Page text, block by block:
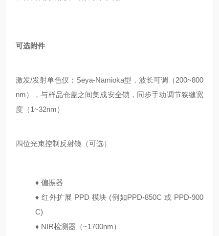
可选附件
激发/发射单色仪：Seya-Namioka型，波长可调（200~800
nm），与样品仓盖之间集成安全锁，同步手动调节狭缝宽
度（1~32nm）
四位光束控制反射镜（可选）
♦ 偏振器
♦红外扩展 PPD 模块 (例如PPD-850C 或 PPD-900
C)
♦ NIR检测器（~1700nm）